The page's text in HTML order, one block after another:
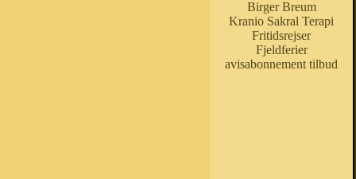
Birger Breum
Kranio Sakral Terapi
Fritidsrejser
Fjeldferier
avisabonnement tilbud